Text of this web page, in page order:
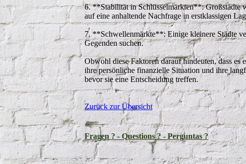
6. **Stabilität in Schlüsselmärkten**: Großstädte
auf eine anhaltende Nachfrage in erstklassigen
7. **Schwellenmärkte**: Einige kleinere Städte
Gegenden suchen.
Obwohl diese Faktoren darauf hindeuten, dass
ihre persönliche finanzielle Situation und ihre
bevor sie eine Entscheidung treffen.
Zurück zur Übersicht
Fragen ? - Questions ? - Perguntas ?